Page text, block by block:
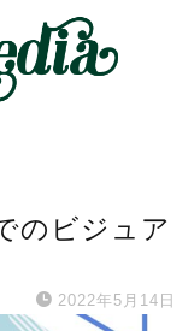
のビジュア
2022年5月14日